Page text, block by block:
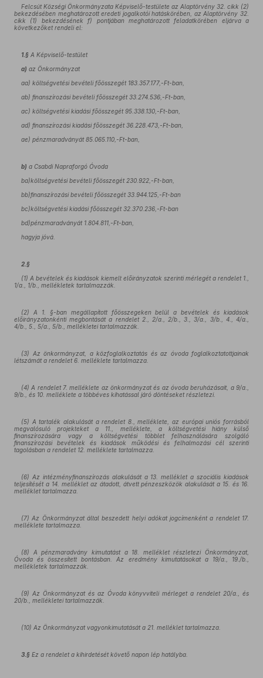
Felcsút Községi Önkormányzata Képviselő-testülete az Alaptörvény 32. cikk (2)
bekezdésében meghatározott eredeti jogalkotói hatáskörében, az Alaptörvény 32.
cikk (1) bekezdésének f) pontjában meghatározott feladatkörében eljárva a
következőket rendeli el:
1.§ A Képviselő-testület
a) az Önkormányzat
aa) költségvetési bevételi főösszegét 183.357.177,-Ft-ban,
ab) finanszírozási bevételi főösszegét 33.274.536,-Ft-ban,
ac) költségvetési kiadási főösszegét 95.338.130,-Ft-ban,
ad) finanszírozási kiadási főösszegét 36.228.473,-Ft-ban,
ae) pénzmaradványát 85.065.110,-Ft-ban,
b) a Csabdi Napraforgó Óvoda
ba)költségvetési bevételi főösszegét 230.922,-Ft-ban,
bb)finanszírozási bevételi főösszegét 33.944.125,-Ft-ban
bc)költségvetési kiadási főösszegét 32.370.236,-Ft-ban
bd)pénzmaradványát 1.804.811,-Ft-ban,
hagyja jóvá.
2.§
(1) A bevételek és kiadások kiemelt előirányzatok szerinti mérlegét a rendelet 1.,
1/a., 1/b., mellékletek tartalmazzák.
(2) A 1. §-ban megállapított főösszegeken belül a bevételek és kiadások
előirányzatonkénti megbontását a rendelet 2., 2/a., 2/b., 3., 3/a., 3/b., 4., 4/a.,
4/b., 5., 5/a., 5/b., mellékletei tartalmazzák.
(3) Az önkormányzat, a közfoglalkoztatás és az óvoda foglalkoztatottjainak
létszámát a rendelet 6. melléklete tartalmazza.
(4) A rendelet 7. melléklete az önkormányzat és az óvoda beruházásait, a 9/a.,
9/b., és 10. melléklete a többéves kihatással járó döntéseket részletezi.
(5) A tartalék alakulását a rendelet 8., melléklete, az európai uniós forrásból
megvalósuló projekteket a 11., melléklete, a költségvetési hiány külső
finanszírozására vagy a költségvetési többlet felhasználására szolgáló
finanszírozási bevételek és kiadások működési és felhalmozási cél szerinti
tagolásban a rendelet 12. melléklete tartalmazza.
(6) Az intézményfinanszírozás alakulását a 13. melléklet a szociális kiadások
teljesítését a 14. melléklet az átadott, átvett pénzeszközök alakulását a 15. és 16.
melléklet tartalmazza.
(7) Az Önkormányzat által beszedett helyi adókat jogcímenként a rendelet 17.
melléklete tartalmazza.
(8) A pénzmaradvány kimutatást a 18. melléklet részletezi Önkormányzat,
Óvoda és összesített bontásban. Az eredmény kimutatásokat a 19/a., 19./b.,
mellékletek tartalmazzák.
(9) Az Önkormányzat és az Óvoda könyvviteli mérleget a rendelet 20/a., és
20/b., mellékletei tartalmazzák.
(10) Az Önkormányzat vagyonkimutatását a 21. melléklet tartalmazza.
3.§ Ez a rendelet a kihirdetését követő napon lép hatályba.